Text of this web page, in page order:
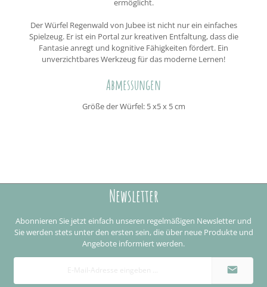
ermöglicht.
Der Würfel Regenwald von Jubee ist nicht nur ein einfaches
Spielzeug. Er ist ein Portal zur kreativen Entfaltung, dass die
Fantasie anregt und kognitive Fähigkeiten fördert. Ein
unverzichtbares Werkzeug für das moderne Lernen!
Abmessungen
Größe der Würfel: 5 x5 x 5 cm
Newsletter
Abonnieren Sie jetzt einfach unseren regelmäßigen Newsletter und
Sie werden stets unter den ersten sein, die über neue Produkte und
Angebote informiert werden.
E-
Adresse